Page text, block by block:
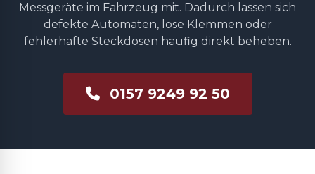
Messgeräte im Fahrzeug mit. Dadurch lassen sich
defekte Automaten, lose Klemmen oder
fehlerhafte Steckdosen häufig direkt beheben.
0157 9249 92 50